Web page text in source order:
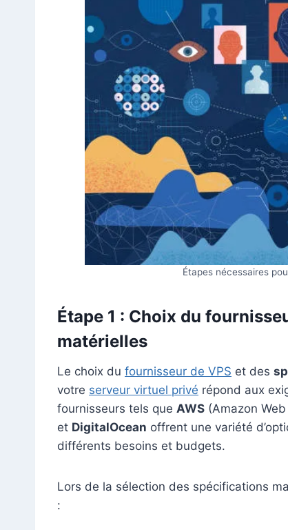
Étapes nécessaires
Étape 1 : Choix du
matérielles
Le choix du fournisseur de VPS et des
votre serveur virtuel privé répond aux
fournisseurs tels que AWS (Amazon
et DigitalOcean offrent une variété
différents besoins et budgets.
Lors de la sélection des spécifications
: